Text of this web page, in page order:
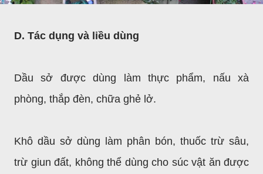
D. Tác dụng và liều dùng
Dầu sở được dùng làm thực phẩm, nấu xà
phòng, thắp đèn, chữa ghẻ lở.
Khô dầu sở dùng làm phân bón, thuốc trừ sâu,
trừ giun đất, không thể dùng cho súc vật ăn được